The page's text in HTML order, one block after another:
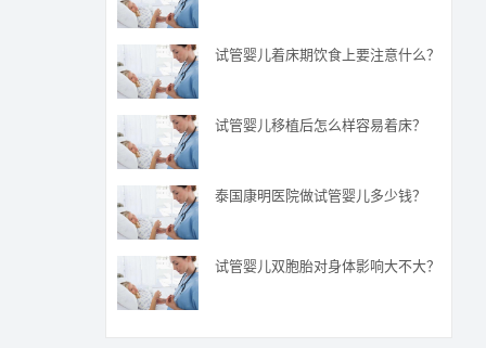
试管婴儿着床期饮食上要注意什么？
试管婴儿移植后怎么样容易着床？
泰国康明医院做试管婴儿多少钱？
试管婴儿双胞胎对身体影响大不大？